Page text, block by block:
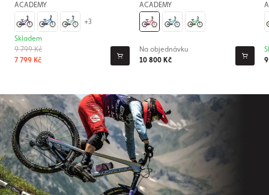
ACADEMY
+3
9 799 Kč
7 799 Kč
Skladem
ACADEMY
10 800 Kč
Na objednávku